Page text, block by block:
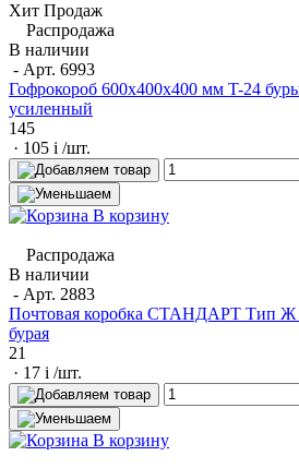
Хит Продаж
Распродажа
В наличии
- Арт. 6993
Гофрокороб 600x400x400 мм T-24
усиленный
145
· 105 i /шт.
В корзину
Распродажа
В наличии
- Арт. 2883
Почтовая коробка СТАНДАРТ Тип Ж
бурая
21
· 17 i /шт.
В корзину